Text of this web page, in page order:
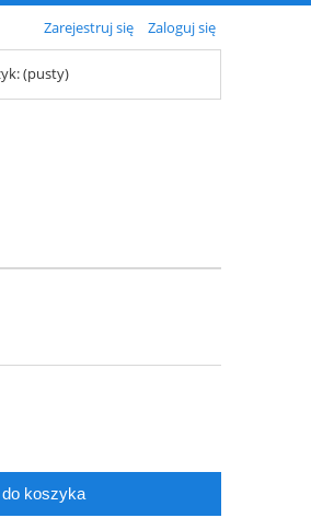
Zarejestruj się Zaloguj się
(pusty)
do koszyka